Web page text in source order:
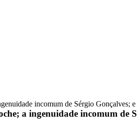
incomum de Sérgio Gonçalves;
a ingenuidade incomum de